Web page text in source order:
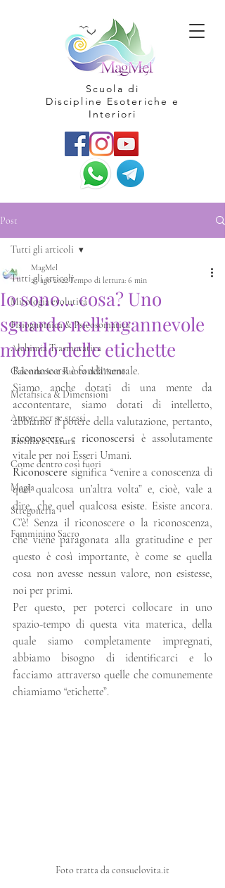
Scuola di
Discipline Esoteriche e
Interiori
Post
Tutti gli articoli
Mitologia evolutiva
Fisiognomica & Psicosomatica
Alchimia Trasmutativa
Calendario e Ruota dell'Anno
Metafisica & Dimensioni
Amore per se stessi
Biofilia e Natura
Come dentro così fuori
Magia
Stregoneria
Femminino Sacro
Tutti gli articoli
Io sono... cosa? Uno
sguardo nell'ingannevole
mondo delle etichette
MagMel
25 ago 2022Tempo di lettura: 6 min
Riconoscersi è fondamentale.
Siamo anche dotati di una mente da
accontentare, siamo dotati di intelletto,
riconoscere e riconoscersi è assolutamente
vitale per noi Esseri Umani.
Riconoscere significa “venire a conoscenza di
quel qualcosa un’altra volta” e, cioè, vale a
dire, che quel qualcosa esiste. Esiste ancora.
C’è! Senza il riconoscere o la riconoscenza,
che viene paragonata alla gratitudine e per
questo è così importante, è come se quella
cosa non avesse nessun valore, non esistesse,
noi per primi.
Per questo, per poterci collocare in uno
spazio-tempo di questa vita materica, della
quale siamo completamente impregnati,
abbiamo bisogno di identificarci e lo
facciamo attraverso quelle che comunemente
chiamiamo “etichette”.
Foto tratta da consuelovita.it